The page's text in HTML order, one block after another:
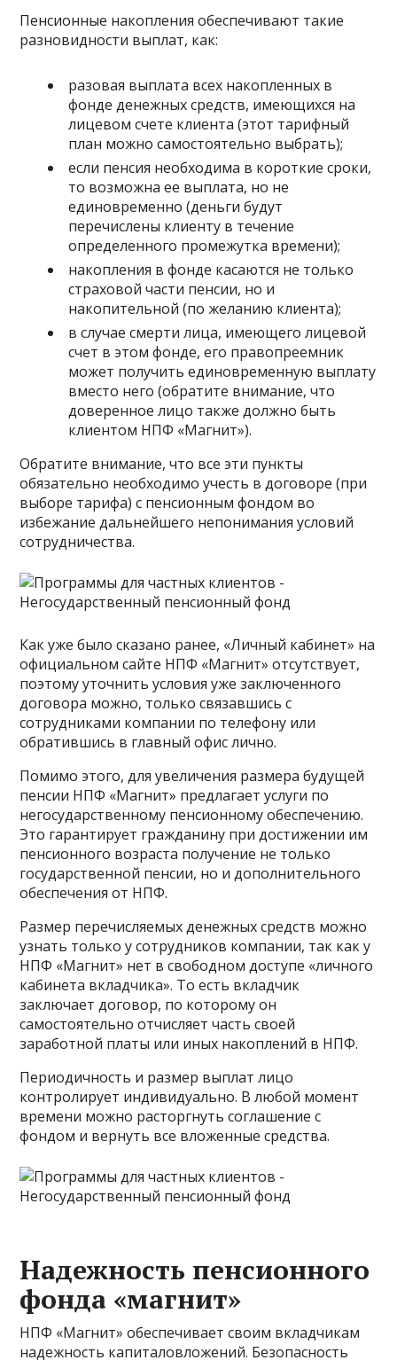
Пенсионные накопления обеспечивают такие
разновидности выплат, как:
разовая выплата всех накопленных в
фонде денежных средств, имеющихся на
лицевом счете клиента (этот тарифный
план можно самостоятельно выбрать);
если пенсия необходима в короткие сроки,
то возможна ее выплата, но не
единовременно (деньги будут
перечислены клиенту в течение
определенного промежутка времени);
накопления в фонде касаются не только
страховой части пенсии, но и
накопительной (по желанию клиента);
в случае смерти лица, имеющего лицевой
счет в этом фонде, его правопреемник
может получить единовременную выплату
вместо него (обратите внимание, что
доверенное лицо также должно быть
клиентом НПФ «Магнит»).
Обратите внимание, что все эти пункты
обязательно необходимо учесть в договоре (при
выборе тарифа) с пенсионным фондом во
избежание дальнейшего непонимания условий
сотрудничества.
Как уже было сказано ранее, «Личный кабинет» на
официальном сайте НПФ «Магнит» отсутствует,
поэтому уточнить условия уже заключенного
договора можно, только связавшись с
сотрудниками компании по телефону или
обратившись в главный офис лично.
Помимо этого, для увеличения размера будущей
пенсии НПФ «Магнит» предлагает услуги по
негосударственному пенсионному обеспечению.
Это гарантирует гражданину при достижении им
пенсионного возраста получение не только
государственной пенсии, но и дополнительного
обеспечения от НПФ.
Размер перечисляемых денежных средств можно
узнать только у сотрудников компании, так как у
НПФ «Магнит» нет в свободном доступе «личного
кабинета вкладчика». То есть вкладчик
заключает договор, по которому он
самостоятельно отчисляет часть своей
заработной платы или иных накоплений в НПФ.
Периодичность и размер выплат лицо
контролирует индивидуально. В любой момент
времени можно расторгнуть соглашение с
фондом и вернуть все вложенные средства.
Надежность пенсионного
фонда «магнит»
НПФ «Магнит» обеспечивает своим вкладчикам
надежность капиталовложений. Безопасность